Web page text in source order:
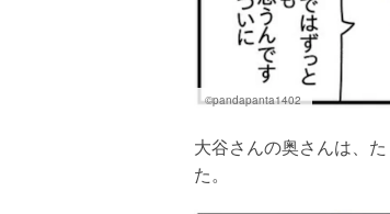
©pandapanta1402
大谷さんの奥さんは、
た。